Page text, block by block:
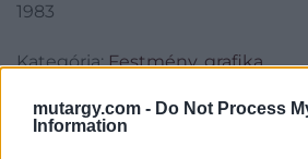
mutargy.com - Do Not Process
Information
1983
Kategória:Festmény, grafika